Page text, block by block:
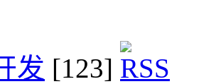
发 [123]